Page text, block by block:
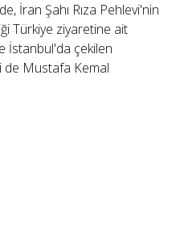
İran Şahı Rıza Pehlevi'nin
Türkiye ziyaretine ait
İstanbul'da çekilen
de Mustafa Kemal